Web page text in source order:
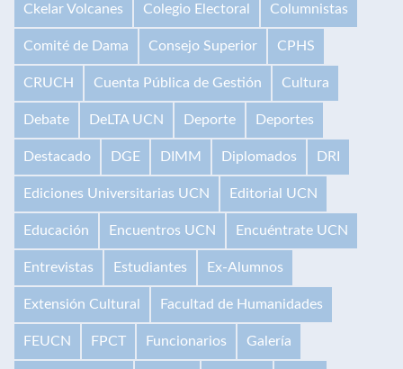
Ckelar Volcanes Colegio Electoral Columnistas
Comité de Dama Consejo Superior CPHS
CRUCH Cuenta Pública de Gestión Cultura
Debate DeLTA UCN Deporte Deportes
Destacado DGE DIMM Diplomados DRI
Ediciones Universitarias UCN Editorial UCN
Educación Encuentros UCN Encuéntrate UCN
Entrevistas Estudiantes Ex-Alumnos
Extensión Cultural Facultad de Humanidades
FEUCN FPCT Funcionarios Galería